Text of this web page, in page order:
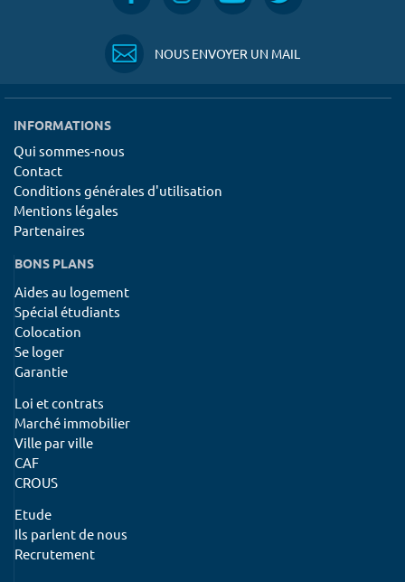
NOUS ENVOYER UN MAIL
INFORMATIONS
Qui sommes-nous
Contact
Conditions générales d'utilisation
Mentions légales
Partenaires
BONS PLANS
Aides au logement
Spécial étudiants
Colocation
Se loger
Garantie
Loi et contrats
Marché immobilier
Ville par ville
CAF
CROUS
Etude
Ils parlent de nous
Recrutement